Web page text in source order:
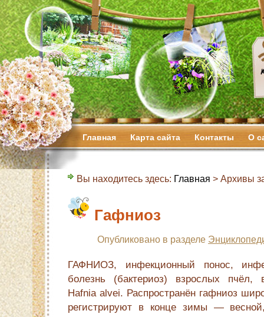
Главная Карта сайта Контакты О
Вы находитесь здесь: Главная > Архивы
Гафниоз
Опубликовано в разделе
ГАФНИОЗ, инфекционный понос,
болезнь (бактериоз) взрослых пчёл,
Hafnia alvei. Распространён гафниоз
регистрируют в конце зимы —